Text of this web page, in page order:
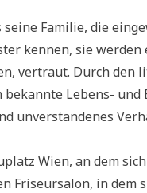
Familie, die
kennen, sie werden
vertraut. Durch den
Lebens-
unverstandenes
Wien, an dem
Friseursalon, in dem